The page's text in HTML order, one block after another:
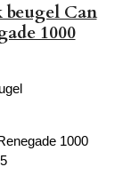
beugel Can
1000
1000